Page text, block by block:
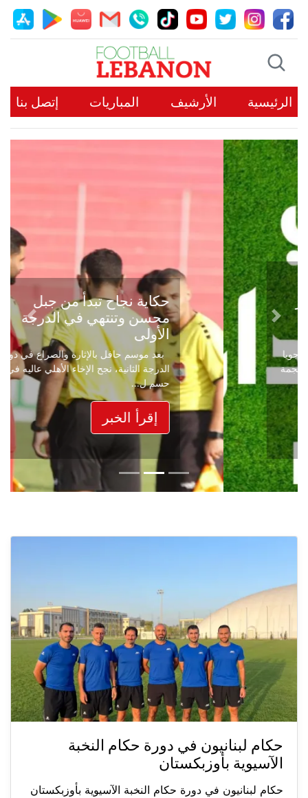
الرئيسية الأرشيف المباريات إتصل بنا
حكاية نجاح تبدأ من جبل
محسن وتنتهي في الدرجة
الأولى
بعد موسم حافل بالإثارة والصراع في دوري
الدرجة الثانية، نجح الإخاء الأهلي عاليه في
حسم ل...
إقرأ الخبر
Previous
Next
حكام لبنانيون في دورة حكام النخبة
الآسيوية بأوزبكستان
حكام لبنانيون في دورة حكام النخبة الآسيوية بأوزبكستان